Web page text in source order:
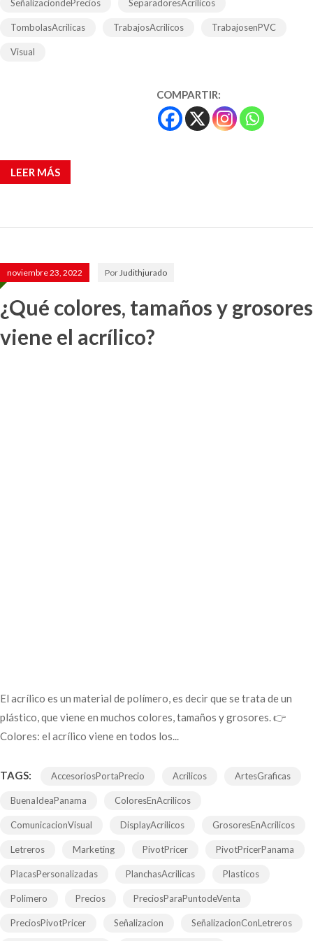
SeñalizaciondePrecios SeparadoresAcrilicos
TombolasAcrilicas TrabajosAcrilicos TrabajosenPVC
Visual
COMPARTIR:
LEER MÁS
noviembre 23, 2022 PorJudithjurado
¿Qué colores, tamaños y grosores
viene el acrílico?
El acrílico es un material de polímero, es decir que se trata de un
plástico, que viene en muchos colores, tamaños y grosores. 👉
Colores: el acrílico viene en todos los...
TAGS: AccesoriosPortaPrecio Acrilicos ArtesGraficas
BuenaIdeaPanama ColoresEnAcrilicos
ComunicacionVisual DisplayAcrilicos GrosoresEnAcrilicos
Letreros Marketing PivotPricer PivotPricerPanama
PlacasPersonalizadas PlanchasAcrilicas Plasticos
Polimero Precios PreciosParaPuntodeVenta
PreciosPivotPricer Señalizacion SeñalizacionConLetreros